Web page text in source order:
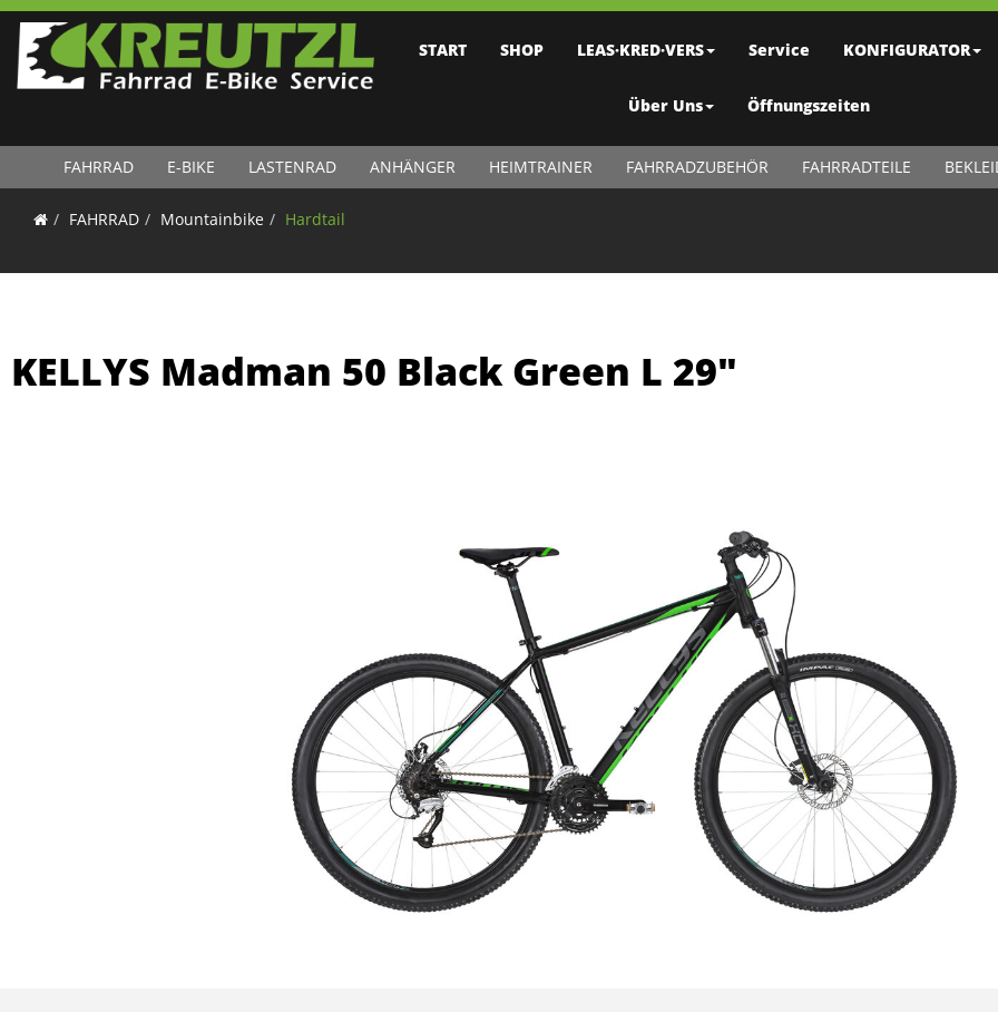
START SHOP LEAS·KRED·VERS Service KONFIGURATOR
Über Uns Öffnungszeiten
FAHRRAD E-BIKE LASTENRAD ANHÄNGER HEIMTRAINER FAHRRADZUBEHÖR FAHRRADTEILE
FAHRRAD Mountainbike Hardtail
KELLYS Madman 50 Black Green L 29"